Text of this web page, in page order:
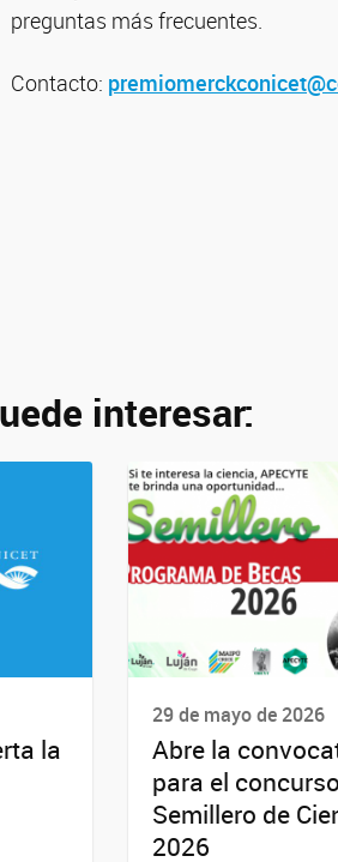
preguntas más frecuentes.
Contacto:
interesar:
la
29 de mayo de 2026
Abre la
para el
Semillero de
2026